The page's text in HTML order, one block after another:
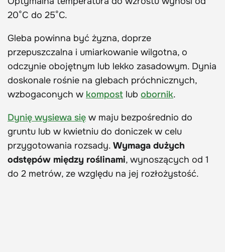
20°C do 25°C.
Gleba powinna być żyzna, doprze
przepuszczalna i umiarkowanie wilgotna, o
odczynie obojętnym lub lekko zasadowym. Dynia
doskonale rośnie na glebach próchnicznych,
wzbogaconych w kompost lub obornik.
Dynię wysiewa się w maju bezpośrednio do
gruntu lub w kwietniu do doniczek w celu
przygotowania rozsady. Wymaga dużych
odstępów między roślinami, wynoszących od 1
do 2 metrów, ze względu na jej rozłożystość.